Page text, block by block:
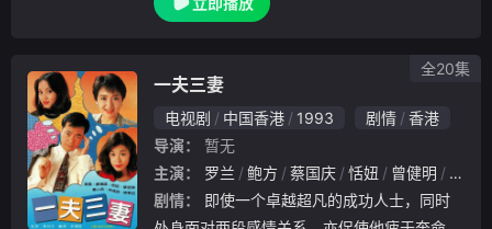
，因此痛恨任意妄为的人和事。自小父母离异
一夫三妻
电视剧 中国香港 1993 剧情
香港
导演：
暂无
主演：
罗兰 鲍方 蔡国庆 恬妞 曾健明
梁健
剧情：
全20集